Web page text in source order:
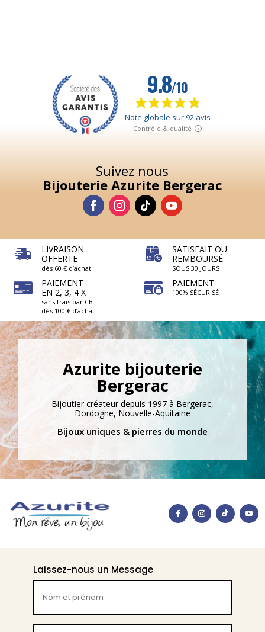
Suivez nous
Bijouterie Azurite Bergerac
LIVRAISON
OFFERTE
dès 60 € d’achat
PAIEMENT
EN 2, 3, 4 X
sans frais par CB
dès 100 € d’achat
SATISFAIT OU
REMBOURSÉ
SOUS 30 JOURS
PAIEMENT
100% SÉCURISÉ
Azurite bijouterie
Bergerac
Bijoutier créateur depuis 1997 à Bergerac,
Dordogne, Nouvelle-Aquitaine
Bijoux uniques & pierres du monde
Laissez-nous un Message
et
prénom
(Nécessaire)